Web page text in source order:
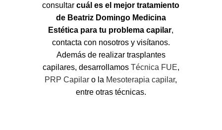
consultarcuál es el mejor tratamiento
de Beatriz Domingo Medicina
Estética para tu problema capilar,
contacta con nosotros y visítanos.
Además de realizar trasplantes
capilares, desarrollamos Técnica FUE,
PRP Capilar o la Mesoterapia capilar,
entre otras técnicas.